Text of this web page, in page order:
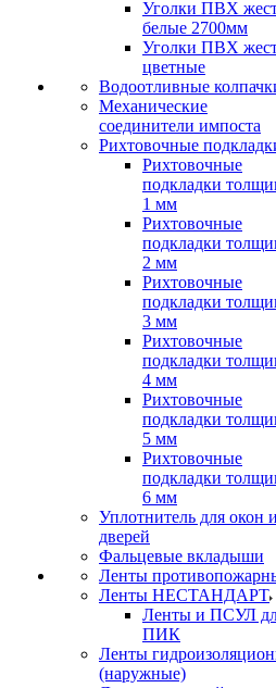
Уголки ПВХ
белые 2700мм
Уголки ПВХ
цветные
Водоотливные
Механические
соединители импоста
Рихтовочные
Рихтовочные
подкладки
1 мм
Рихтовочные
подкладки
2 мм
Рихтовочные
подкладки
3 мм
Рихтовочные
подкладки
4 мм
Рихтовочные
подкладки
5 мм
Рихтовочные
подкладки
6 мм
Уплотнитель для окон и
дверей
Фальцевые вкладыши
Ленты
Ленты НЕСТАНДАРТ
Ленты и ПСУЛ
ПИК
Ленты
(наружные)